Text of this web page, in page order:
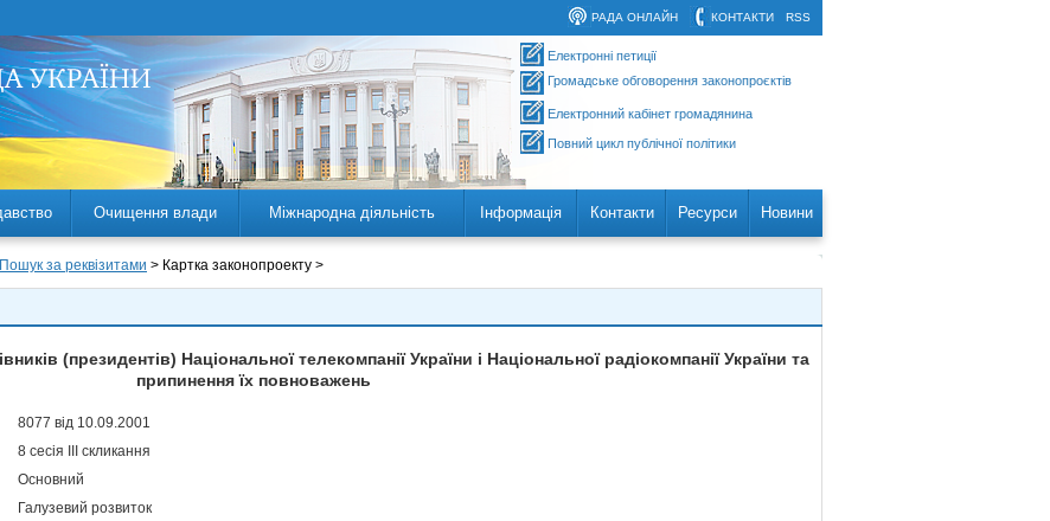
RSS
КОНТАКТИ
РАДА ОНЛАЙН
Електронні петиції
Громадське обговорення законопроєктів
Електронний кабінет громадянина
Повний цикл публічної політики
Очищення влади Міжнародна діяльність Інформація Контакти Ресурси Новини
Пошук за реквізитами > Картка законопроекту >
(президентів) Національної телекомпанії України і Національної радіокомпанії України та
припинення їх повноважень
8077 від 10.09.2001
8 сесія III скликання
Основний
Галузевий розвиток